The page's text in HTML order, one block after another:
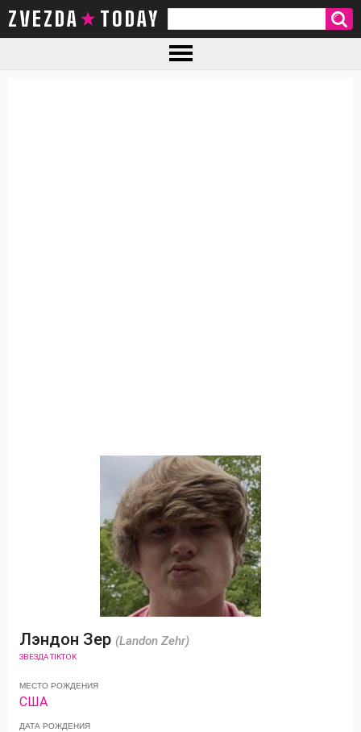
ZVEZDA TODAY
Лэндон Зер (Landon Zehr)
ЗВЕЗДА TIKTOK
МЕСТО РОЖДЕНИЯ
США
ДАТА РОЖДЕНИЯ